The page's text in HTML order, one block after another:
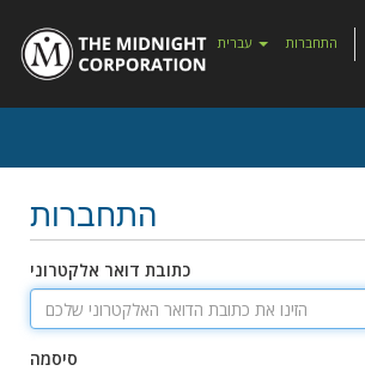
התחברות
התחברות
כתובת דואר אלקטרוני
סיסמה